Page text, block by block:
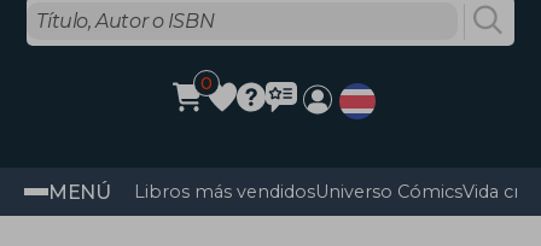
0
MENÚ Libros más vendidosUniverso CómicsVida